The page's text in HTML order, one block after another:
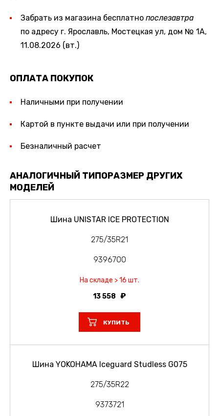
Забрать из магазина бесплатно послезавтра
по адресу г. Ярославль, Мостецкая ул, дом № 1А,
11.08.2026 (вт.)
ОПЛАТА ПОКУПОК
Наличными при получении
Картой в пункте выдачи или при получении
Безналичный расчет
АНАЛОГИЧНЫЙ ТИПОРАЗМЕР ДРУГИХ
МОДЕЛЕЙ
Шина UNISTAR ICE PROTECTION
275/35R21
9396700
На складе > 16 шт.
13 558
КУПИТЬ
Шина YOKOHAMA Iceguard Studless G075
275/35R22
9373721